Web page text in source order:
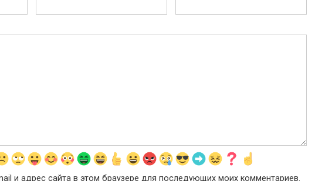
и адрес сайта в этом браузере для последующих моих комментариев.